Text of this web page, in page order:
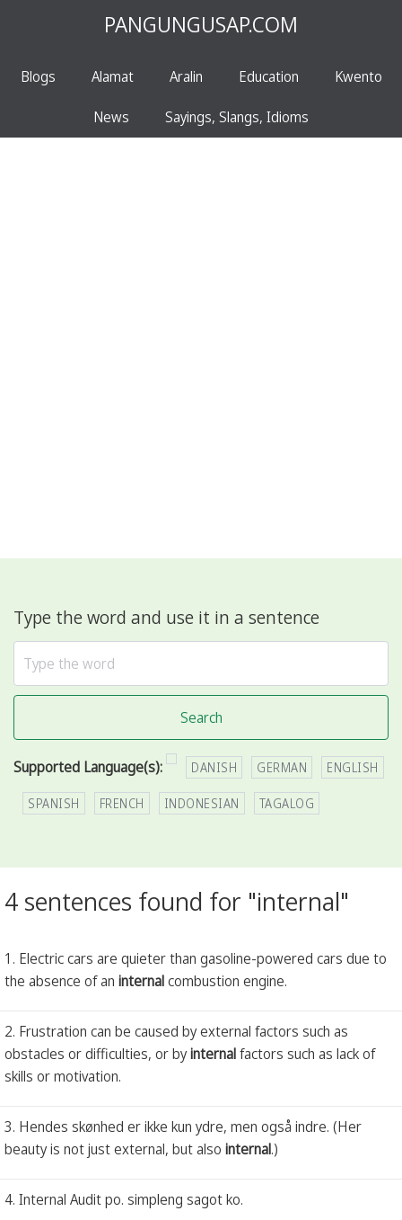
PANGUNGUSAP.COM
Blogs Alamat Aralin Education Kwento
News Sayings, Slangs, Idioms
Type the word and use it in a sentence
Search
Supported Language(s): DANISH GERMAN ENGLISH
SPANISH FRENCH INDONESIAN TAGALOG
4 sentences found for "internal"
1. Electric cars are quieter than gasoline-powered cars due to
the absence of an internalcombustion engine.
2. Frustration can be caused by external factors such as
obstacles or difficulties, or byinternalfactors such as lack of
skills or motivation.
3. Hendes skønhed er ikke kun ydre, men også indre. (Her
beauty is not just external, but also internal.)
4. Internal Audit po. simpleng sagot ko.